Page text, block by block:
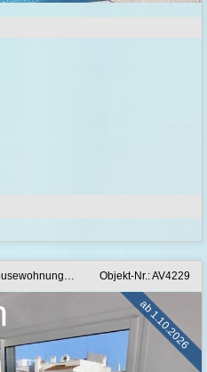
Porto Cristo: Exclusiv : Beste Penthousewohnung einer Top-Anlage Objekt-Nr.: AV4229
ab 1.10.2026